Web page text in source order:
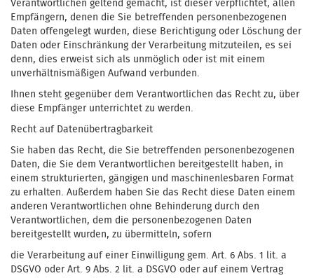
Verantwortlichen geltend gemacht, ist dieser verpflichtet, allen
Empfängern, denen die Sie betreffenden personenbezogenen
Daten offengelegt wurden, diese Berichtigung oder Löschung der
Daten oder Einschränkung der Verarbeitung mitzuteilen, es sei
denn, dies erweist sich als unmöglich oder ist mit einem
unverhältnismäßigen Aufwand verbunden.
Ihnen steht gegenüber dem Verantwortlichen das Recht zu, über
diese Empfänger unterrichtet zu werden.
Recht auf Datenübertragbarkeit
Sie haben das Recht, die Sie betreffenden personenbezogenen
Daten, die Sie dem Verantwortlichen bereitgestellt haben, in
einem strukturierten, gängigen und maschinenlesbaren Format
zu erhalten. Außerdem haben Sie das Recht diese Daten einem
anderen Verantwortlichen ohne Behinderung durch den
Verantwortlichen, dem die personenbezogenen Daten
bereitgestellt wurden, zu übermitteln, sofern
die Verarbeitung auf einer Einwilligung gem. Art. 6 Abs. 1 lit. a
DSGVO oder Art. 9 Abs. 2 lit. a DSGVO oder auf einem Vertrag